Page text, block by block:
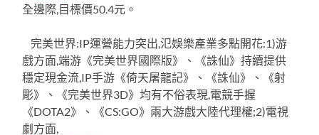
全邊際,目標價50.4元。
完美世界:IP運營能力突出,氾娛樂產業多點開花:1)游
戲方面,端游《完美世界國際版》、《誅仙》持續提供
穩定現金流,IP手游《倚天屠龍記》、《誅仙》、《射
彫》、《完美世界3D》均有不俗表現,電競手握
《DOTA2》、《CS:GO》兩大游戲大陸代理權;2)電視
劇方面,